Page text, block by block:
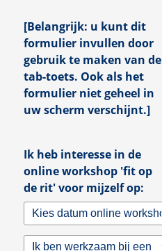
[Belangrijk: u kunt dit
formulier invullen door
gebruik te maken van de
tab-toets. Ook als het
formulier niet geheel in
uw scherm verschijnt.]
Ik heb interesse in de
online workshop 'fit op
de rit' voor mijzelf op:
Kies datum online
workshop 'Fit op de Rit' ¹
Ik ben werkzaam bij een